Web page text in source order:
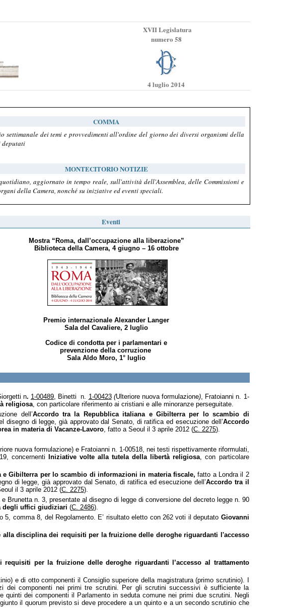
XVII Legislatura
numero 58
4 luglio 2014
COMMA
settimanale dei temi e provvedimenti all'ordine del giorno dei diversi organismi della
deputati
MONTECITORIO NOTIZIE
aggiornato in tempo reale, sull'attività dell'Assemblea, delle Commissioni e
della Camera, nonché su iniziative ed eventi speciali.
Eventi
Mostra “Roma, dall’occupazione alla liberazione”
Biblioteca della Camera, 4 giugno – 16 ottobre
Premio internazionale Alexander Langer
Sala del Cavaliere, 2 luglio
Codice di condotta per i parlamentari e
prevenzione della corruzione
Sala Aldo Moro, 1° luglio
n. 1-00489, Binetti n. 1-00423 (Ulteriore nuova formulazione), Fratoianni n. 1-
religiosa, con particolare riferimento ai cristiani e alle minoranze perseguitate.
dell’Accordo tra la Repubblica italiana e Gibilterra per lo scambio di
disegno di legge, già approvato dal Senato, di ratifica ed esecuzione dell’Accordo
in materia di Vacanze-Lavoro, fatto a Seoul il 3 aprile 2012 (C. 2275).
nuova formulazione) e Fratoianni n. 1-00518, nei testi rispettivamente riformulati,
concernenti Iniziative volte alla tutela della libertà religiosa, con particolare
e Gibilterra per lo scambio di informazioni in materia fiscale,fatto a Londra il 2
di legge, già approvato dal Senato, di ratifica ed esecuzione dell’Accordo tra il
il 3 aprile 2012 (C. 2275).
n. 3, presentate al disegno di legge di conversione del decreto legge n. 90
degli uffici giudiziari (C. 2486).
comma 8, del Regolamento. E’ risultato eletto con 262 voti il deputato Giovanni
alla disciplina dei requisiti per la fruizione delle deroghe riguardanti l'accesso
per la fruizione delle deroghe riguardanti l’accesso al trattamento
e di otto componenti il Consiglio superiore della magistratura (primo scrutinio). I
dei componenti nei primi tre scrutini. Per gli scrutini successivi è sufficiente la
dei componenti il Parlamento in seduta comune nei primi due scrutini. Negli
il quorum previsto si deve procedere a un quinto e a un secondo scrutinio che